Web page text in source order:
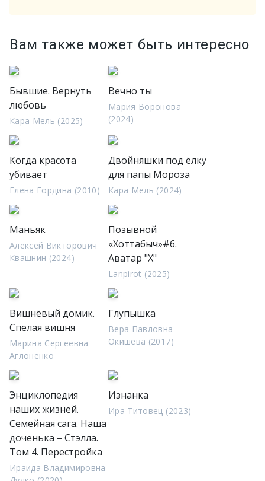
Вам также может быть интересно
Бывшие. Вернуть
любовь
Кара Мель (2025)
Вечно ты
Мария Воронова
(2024)
Когда красота
убивает
Елена Гордина (2010)
Двойняшки под ёлку
для папы Мороза
Кара Мель (2024)
Маньяк
Алексей Викторович
Квашнин (2024)
Позывной
«Хоттабыч»#6.
Аватар "Х"
Lanpirot (2025)
Вишнёвый домик.
Спелая вишня
Марина Сергеевна
Аглоненко
Глупышка
Вера Павловна
Окишева (2017)
Энциклопедия
наших жизней.
Семейная сага. Наша
доченька – Стэлла.
Том 4. Перестройка
Ираида Владимировна
Изнанка
Ира Титовец (2023)